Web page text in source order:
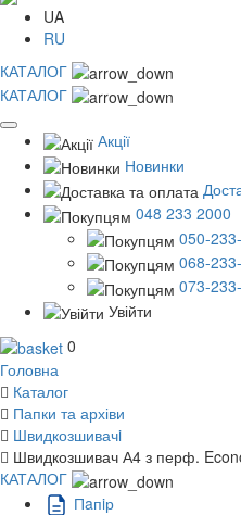
UA
RU
КАТАЛОГ
КАТАЛОГ
Акції
Новинки
048 233 2000
050-
068-
073-
Увійти
0
Головна
Каталог
Папки та архіви
Швидкозшивачi
Швидкозшивач А4 з перф.
КАТАЛОГ
Пaпiр